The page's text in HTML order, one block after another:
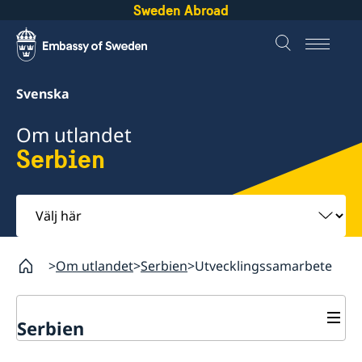
Sweden Abroad
Svenska
Om utlandet
Serbien
Välj
här
Om utlandet Serbien Utvecklingssamarbete
Serbien